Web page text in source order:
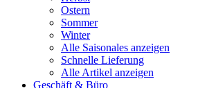
Ostern
Sommer
Winter
Alle Saisonales anzeigen
Schnelle Lieferung
Alle Artikel anzeigen
Geschäft & Büro